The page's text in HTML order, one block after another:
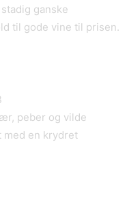
ganske
til gode vine til prisen.
peber og vilde
en krydret